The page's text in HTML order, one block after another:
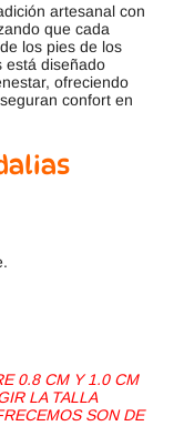
artesanal con
que cada
los pies de los
está diseñado
ofreciendo
confort en
0.8 CM Y 1.0 CM
LA TALLA
SON DE